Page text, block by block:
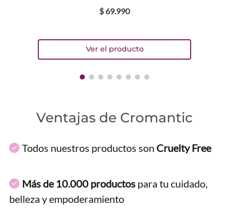
$ 69.990
Ventajas de Cromantic
Todos nuestros productos son Cruelty Free
Más de 10.000 productos para tu cuidado,
belleza y empoderamiento